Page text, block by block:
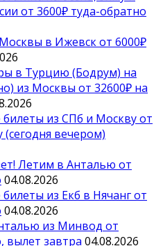
от 3600₽ туда-обратно
в Ижевск от 6000₽
в Турцию (Бодрум) на
из Москвы от 32600₽ на
из СПб и Москву от
(сегодня вечером)
Летим в Анталью от
04.08.2026
из Екб в Нячанг от
04.08.2026
из Минвод от
вылет завтра 04.08.2026